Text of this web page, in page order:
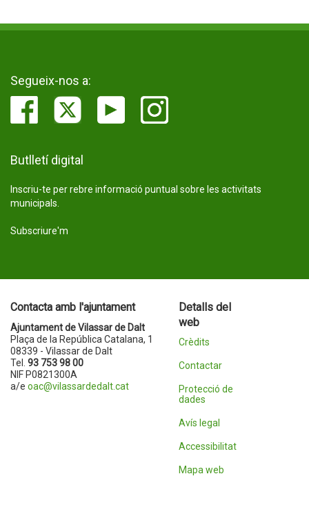
Segueix-nos a:
Butlletí digital
Inscriu-te per rebre informació puntual sobre les activitats
municipals.
Subscriure'm
Contacta amb l'ajuntament
Ajuntament de Vilassar de Dalt
Plaça de la República Catalana, 1
08339 - Vilassar de Dalt
Tel. 93 753 98 00
NIF P0821300A
a/e oac@vilassardedalt.cat
Detalls del
web
Crèdits
Contactar
Protecció de
dades
Avís legal
Accessibilitat
Mapa web